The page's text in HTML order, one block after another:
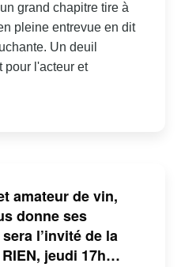
grand chapitre tire à
pleine entrevue en dit
Un deuil
pour l'acteur et
amateur de vin,
donne ses
l’invité de la
jeudi 17h…